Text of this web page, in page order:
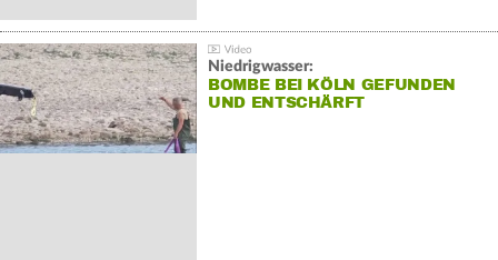
Niedrigwasser:
BOMBE BEI KÖLN GEFUNDEN
UND ENTSCHÄRFT